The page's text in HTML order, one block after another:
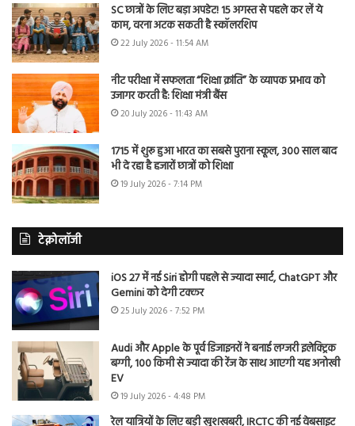
SC छात्रों के लिए बड़ा अपडेट! 15 अगस्त से पहले कर लें ये
काम, वरना अटक सकती है स्कॉलरशिप
22 July 2026 - 11:54 AM
नीट परीक्षा में सफलता “शिक्षा क्रांति” के व्यापक प्रभाव को
उजागर करती है: शिक्षा मंत्री बैंस
20 July 2026 - 11:43 AM
1715 में शुरू हुआ भारत का सबसे पुराना स्कूल, 300 साल बाद
भी दे रहा है हजारों छात्रों को शिक्षा
19 July 2026 - 7:14 PM
टेक्नोलॉजी
iOS 27 में नई Siri होगी पहले से ज्यादा स्मार्ट, ChatGPT और
Gemini को देगी टक्कर
25 July 2026 - 7:52 PM
Audi और Apple के पूर्व डिजाइनरों ने बनाई लग्जरी इलेक्ट्रिक
बग्गी, 100 किमी से ज्यादा की रेंज के साथ आएगी यह अनोखी
EV
19 July 2026 - 4:48 PM
रेल यात्रियों के लिए बड़ी खुशखबरी, IRCTC की नई वेबसाइट